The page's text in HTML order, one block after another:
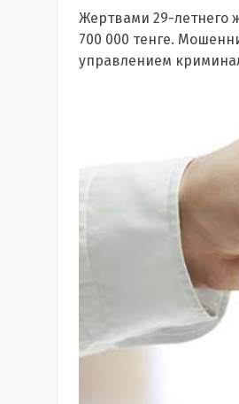
Жертвами 29-летнего
700 000 тенге.
управлением